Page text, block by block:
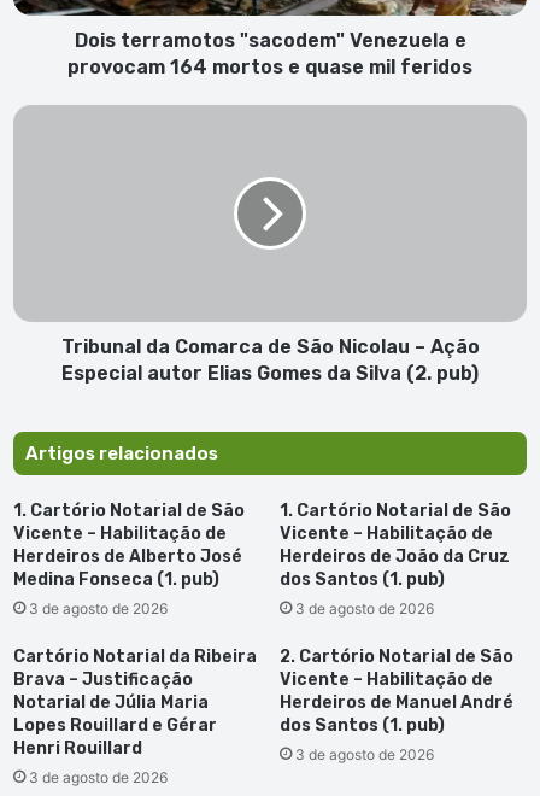
e
Dois terramotos "sacodem" Venezuela e
provocam 164 mortos e quase mil feridos
Tribunal
Especial
Silva
(2.
Tribunal da Comarca de São Nicolau – Ação
Especial autor Elias Gomes da Silva (2. pub)
Artigos relacionados
1. Cartório Notarial de São
Vicente – Habilitação de
Herdeiros de Alberto José
Medina Fonseca (1. pub)
3 de agosto de 2026
1. Cartório Notarial de São
Vicente – Habilitação de
Herdeiros de João da Cruz
dos Santos (1. pub)
3 de agosto de 2026
Cartório Notarial da Ribeira
Brava – Justificação
Notarial de Júlia Maria
Lopes Rouillard e Gérar
Henri Rouillard
3 de agosto de 2026
2. Cartório Notarial de São
Vicente – Habilitação de
Herdeiros de Manuel André
dos Santos (1. pub)
3 de agosto de 2026